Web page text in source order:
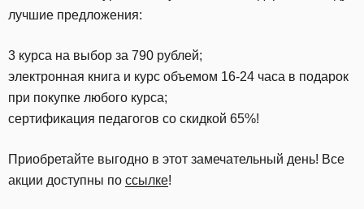
лучшие предложения:
3 курса на выбор за 790 рублей;
электронная книга и курс объемом 16-24 часа в подарок
при покупке любого курса;
сертификация педагогов со скидкой 65%!
Приобретайте выгодно в этот замечательный день! Все
акции доступны по ссылке!